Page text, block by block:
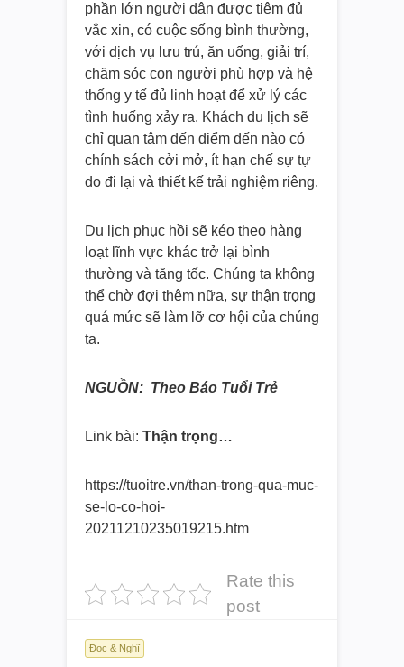
phần lớn người dân được tiêm đủ
vắc xin, có cuộc sống bình thường,
với dịch vụ lưu trú, ăn uống, giải trí,
chăm sóc con người phù hợp và hệ
thống y tế đủ linh hoạt để xử lý các
tình huống xảy ra. Khách du lịch sẽ
chỉ quan tâm đến điểm đến nào có
chính sách cởi mở, ít hạn chế sự tự
do đi lại và thiết kế trải nghiệm riêng.
Du lịch phục hồi sẽ kéo theo hàng
loạt lĩnh vực khác trở lại bình
thường và tăng tốc. Chúng ta không
thể chờ đợi thêm nữa, sự thận trọng
quá mức sẽ làm lỡ cơ hội của chúng
ta.
NGUỒN: Theo Báo Tuổi Trẻ
Link bài: Thận trọng…
https://tuoitre.vn/than-trong-qua-muc-
se-lo-co-hoi-
20211210235019215.htm
Rate this
post
Đọc & Nghĩ